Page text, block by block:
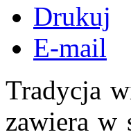
Drukuj
E-mail
Tradycja
zawiera w